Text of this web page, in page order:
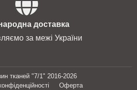
доставка
за межі України
тканей "7/1" 2016-2026
Оферта